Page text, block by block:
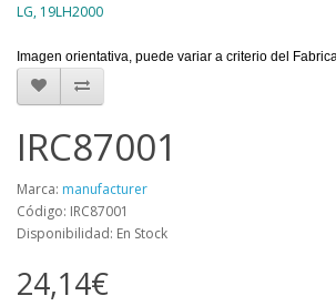
LG, 19LH2000
Imagen orientativa, puede variar a criterio del
IRC87001
Marca: manufacturer
Código: IRC87001
Disponibilidad: En Stock
24,14€